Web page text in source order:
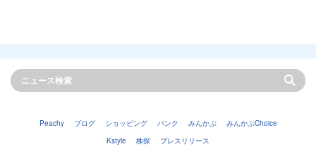
Peachy ブログ ショッピング バンク みんかぶ
みんかぶChoice
Kstyle
株探 プレスリリース